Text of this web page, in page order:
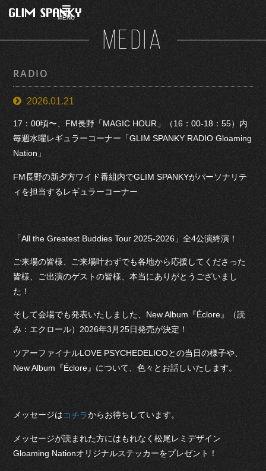
MENU
MEDIA
RADIO
2026.01.21
17：00頃〜、FM長野「MAGIC HOUR」（16：00-18：55）内
毎週水曜レギュラーコーナー「GLIM SPANKY RADIO Gloaming
Nation」
FM長野の新夕方ワイド番組内でGLIM SPANKYがパーソナリテ
ィを担当するレギュラーコーナー
「All the Greatest Buddies Tour 2025-2026」全4公演終演！
ご来場の皆様、ご来場叶わずでも各地から応援してくださった
皆様、ご出演のゲストの皆様、本当にありがとうございまし
た！
そして会場でも発表いたしました、New Album『Éclore』（読
み：エクロール）2026年3月25日発売が決定！
ツアーファイナルLOVE PSYCHEDELICOとの当日の様子や、
New Album『Éclore』について、色々とお話しいたします。
メッセージはコチラからお待ちしています。
メッセージが読まれた方にはもれなく松尾レミデザイン
Gloaming Nationオリジナルステッカーをプレゼント！